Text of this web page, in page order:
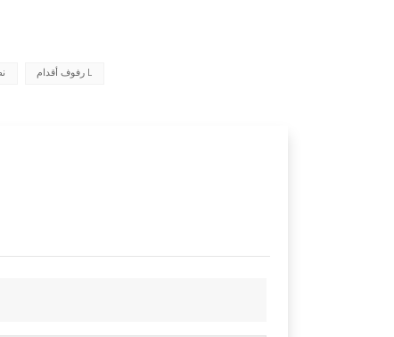
رفوف أقدام L